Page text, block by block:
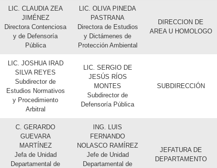
LIC. CLAUDIA ZEA
JIMÉNEZ
Directora Contenciosa
y de Defensoría
Pública
LIC. OLIVA PINEDA
PASTRANA
Directora de Estudios
y Dictámenes de
Protección Ambiental
DIRECCION DE
AREA U HOMOLOGO
LIC. JOSHUA IRAD
SILVA REYES
Subdirector de
Estudios Normativos
y Procedimiento
Arbitral
LIC. SERGIO DE
JESÚS RÍOS
MONTES
Subdirector de
Defensoría Pública
SUBDIRECCIÓN
C. GERARDO
GUEVARA
MARTÍNEZ
Jefa de Unidad
Departamental de
ING. LUIS
FERNANDO
NOLASCO RAMÍREZ
Jefe de Unidad
Departamental de
JEFATURA DE
DEPARTAMENTO